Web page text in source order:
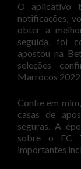
O aplicativo
notificações,
obter a
seguida, foi
apostou na
seleções
Marrocos
Confie em
casas de
seguras. A
sobre o FC
importantes